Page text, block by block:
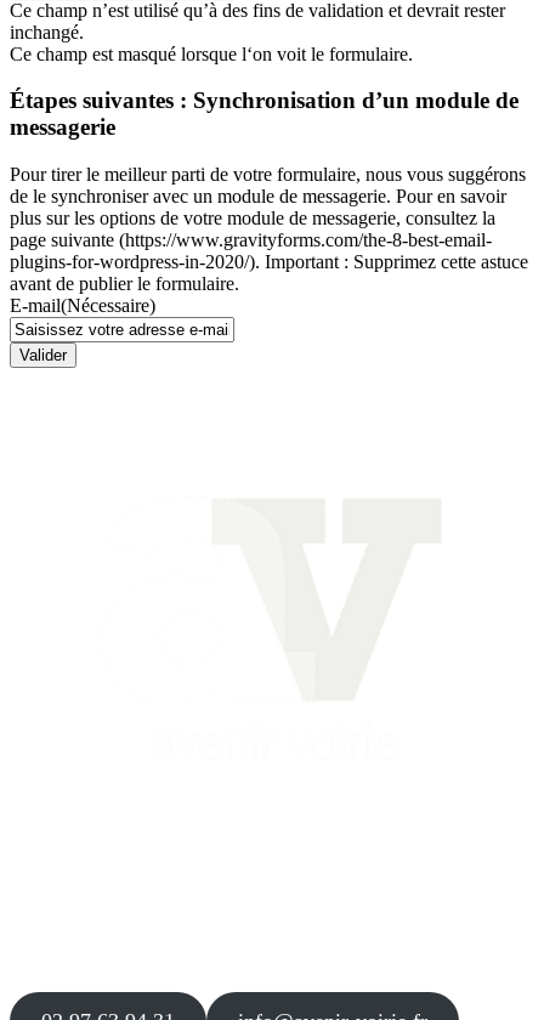
Ce champ n’est utilisé qu’à des fins de validation et devrait rester
inchangé.
Ce champ est masqué lorsque l‘on voit le formulaire.
Étapes suivantes : Synchronisation d’un module de
messagerie
Pour tirer le meilleur parti de votre formulaire, nous vous suggérons
de le synchroniser avec un module de messagerie. Pour en savoir
plus sur les options de votre module de messagerie, consultez la
page suivante (https://www.gravityforms.com/the-8-best-email-
plugins-for-wordpress-in-2020/). Important : Supprimez cette astuce
avant de publier le formulaire.
E-mail(Nécessaire)
Valider